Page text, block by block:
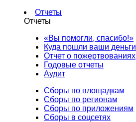
Отчеты
Отчеты
«Вы помогли, спасибо!»
Куда пошли ваши деньги
Отчет о пожертвованиях
Годовые отчеты
Аудит
Сборы по площадкам
Сборы по регионам
Сборы по приложениям
Сборы в соцсетях